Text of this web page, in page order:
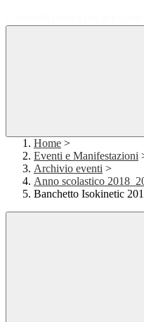
Home >
Eventi e Manifestazioni
Archivio eventi >
Anno scolastico
Banchetto Isokinetic